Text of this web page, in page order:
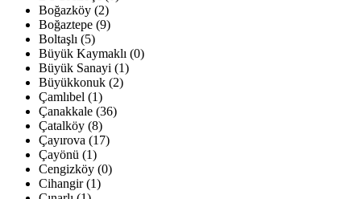
Boğazköy (2)
Boğaztepe (9)
Boltaşlı (5)
Büyük Kaymaklı (0)
Büyük Sanayi (1)
Büyükkonuk (2)
Çamlıbel (1)
Çanakkale (36)
Çatalköy (8)
Çayırova (17)
Çayönü (1)
Cengizköy (0)
Cihangir (1)